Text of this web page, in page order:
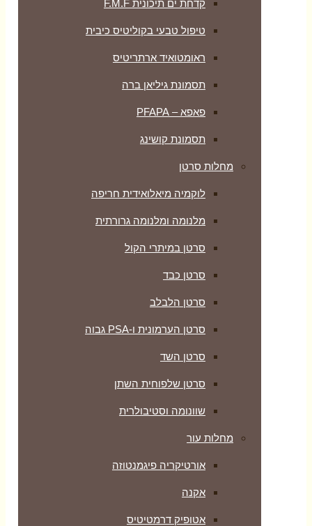
קדחת ים תיכונית F.M.F
טיפול טבעי בקוליטיס כיבית
ראומטואיד ארתריטיס
תסמונת גיליאן ברה
פאפא – PFAPA
תסמונת קושינג
מחלות סרטן
לוקמיה מיאלואידית חריפה
מלנומה ומלנומה גרורתית
סרטן במיתרי הקול
סרטן כבד
סרטן הלבלב
סרטן הערמונית ו-PSA גבוה
סרטן השד
סרטן שלפוחית השתן
שוונומה וסטיבולרית
מחלות עור
אורטיקריה פיגמנטוזה
אקנה
אטופיק דרמטיטיס